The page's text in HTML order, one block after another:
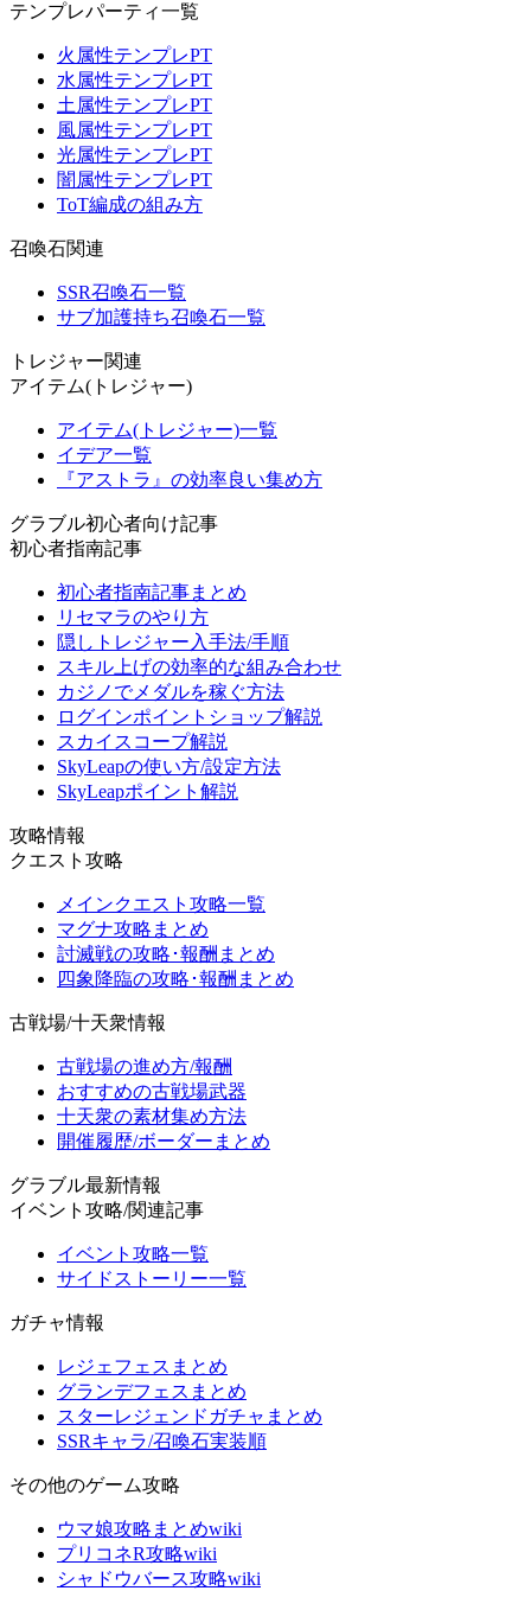
テンプレパーティ一覧
火属性テンプレPT
水属性テンプレPT
土属性テンプレPT
風属性テンプレPT
光属性テンプレPT
闇属性テンプレPT
ToT編成の組み方
召喚石関連
SSR召喚石一覧
サブ加護持ち召喚石一覧
トレジャー関連
アイテム(トレジャー)
アイテム(トレジャー)一覧
イデア一覧
『アストラ』の効率良い集め方
グラブル初心者向け記事
初心者指南記事
初心者指南記事まとめ
リセマラのやり方
隠しトレジャー入手法/手順
スキル上げの効率的な組み合わせ
カジノでメダルを稼ぐ方法
ログインポイントショップ解説
スカイスコープ解説
SkyLeapの使い方/設定方法
SkyLeapポイント解説
攻略情報
クエスト攻略
メインクエスト攻略一覧
マグナ攻略まとめ
討滅戦の攻略･報酬まとめ
四象降臨の攻略･報酬まとめ
古戦場/十天衆情報
古戦場の進め方/報酬
おすすめの古戦場武器
十天衆の素材集め方法
開催履歴/ボーダーまとめ
グラブル最新情報
イベント攻略/関連記事
イベント攻略一覧
サイドストーリー一覧
ガチャ情報
レジェフェスまとめ
グランデフェスまとめ
スターレジェンドガチャまとめ
SSRキャラ/召喚石実装順
その他のゲーム攻略
ウマ娘攻略まとめwiki
プリコネR攻略wiki
シャドウバース攻略wiki